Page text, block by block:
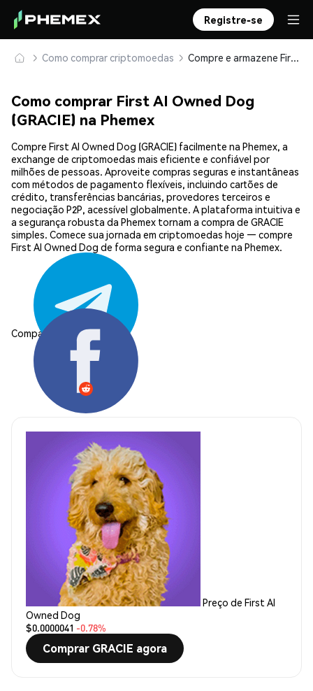
Registre-se
Como comprar criptomoedas Compre e armazene First AI Owned Dog (GRACIE) com segurança
Como comprar First AI Owned Dog
(GRACIE) na Phemex
Compre First AI Owned Dog (GRACIE) facilmente na Phemex, a
exchange de criptomoedas mais eficiente e confiável por
milhões de pessoas. Aproveite compras seguras e instantâneas
com métodos de pagamento flexíveis, incluindo cartões de
crédito, transferências bancárias, provedores terceiros e
negociação P2P, acessível globalmente. A plataforma intuitiva e
a segurança robusta da Phemex tornam a compra de GRACIE
simples. Comece sua jornada em criptomoedas hoje — compre
First AI Owned Dog de forma segura e confiante na Phemex.
Compartilhar:
Preço de First AI
Owned Dog
$0.0000041 -0.78%
Comprar GRACIE agora